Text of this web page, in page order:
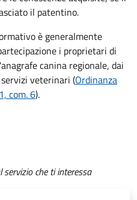
il patentino.
è generalmente
i proprietari di
canina regionale, dai
veterinari (Ordinanza
com. 6).
servizio che ti interessa